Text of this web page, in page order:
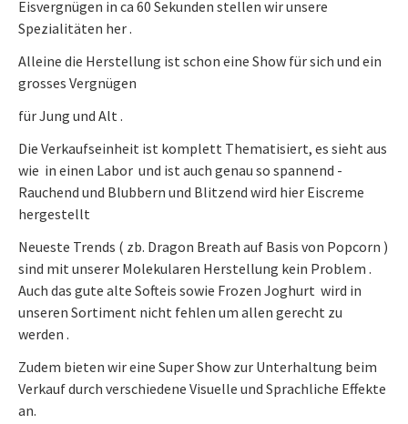
Eisvergnügen in ca 60 Sekunden stellen wir unsere
Spezialitäten her .
Alleine die Herstellung ist schon eine Show für sich und ein
grosses Vergnügen
für Jung und Alt .
Die Verkaufseinheit ist komplett Thematisiert, es sieht aus
wie in einen Labor und ist auch genau so spannend -
Rauchend und Blubbern und Blitzend wird hier Eiscreme
hergestellt
Neueste Trends ( zb. Dragon Breath auf Basis von Popcorn )
sind mit unserer Molekularen Herstellung kein Problem .
Auch das gute alte Softeis sowie Frozen Joghurt wird in
unseren Sortiment nicht fehlen um allen gerecht zu
werden .
Zudem bieten wir eine Super Show zur Unterhaltung beim
Verkauf durch verschiedene Visuelle und Sprachliche Effekte
an.